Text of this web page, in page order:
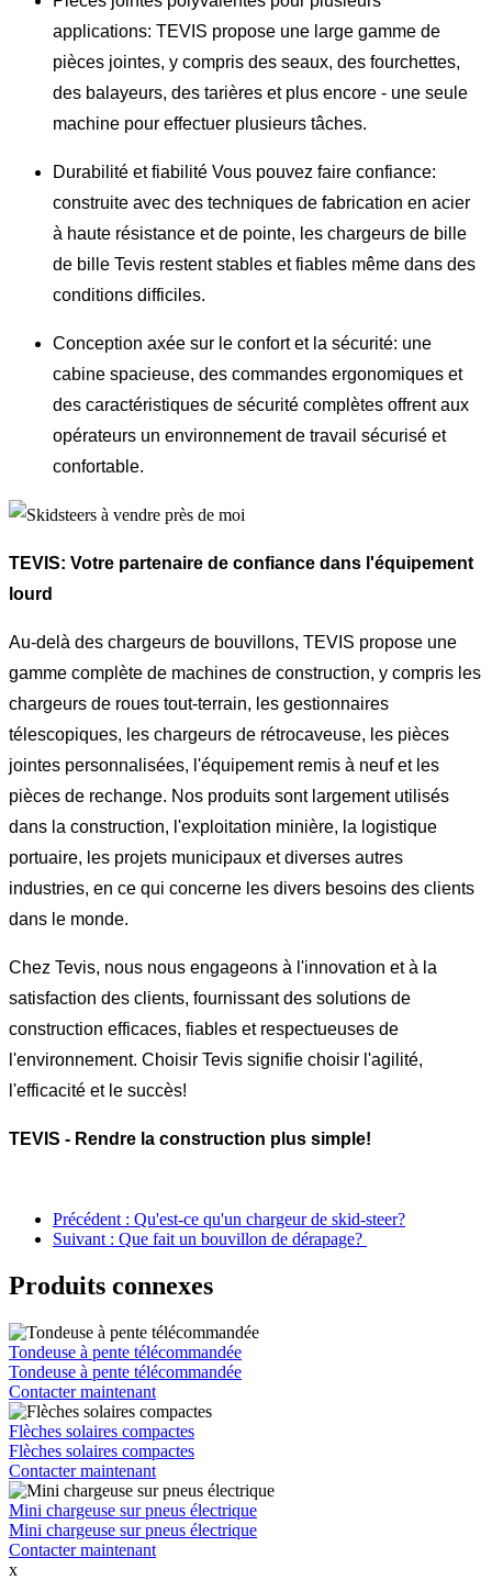
applications: TEVIS propose une large gamme de
pièces jointes, y compris des seaux, des fourchettes,
des balayeurs, des tarières et plus encore - une seule
machine pour effectuer plusieurs tâches.
Durabilité et fiabilité Vous pouvez faire confiance:
construite avec des techniques de fabrication en acier
à haute résistance et de pointe, les chargeurs de bille
de bille Tevis restent stables et fiables même dans des
conditions difficiles.
Conception axée sur le confort et la sécurité: une
cabine spacieuse, des commandes ergonomiques et
des caractéristiques de sécurité complètes offrent aux
opérateurs un environnement de travail sécurisé et
confortable.
TEVIS: Votre partenaire de confiance dans l'équipement
lourd
Au-delà des chargeurs de bouvillons, TEVIS propose une
gamme complète de machines de construction, y compris les
chargeurs de roues tout-terrain, les gestionnaires
télescopiques, les chargeurs de rétrocaveuse, les pièces
jointes personnalisées, l'équipement remis à neuf et les
pièces de rechange. Nos produits sont largement utilisés
dans la construction, l'exploitation minière, la logistique
portuaire, les projets municipaux et diverses autres
industries, en ce qui concerne les divers besoins des clients
dans le monde.
Chez Tevis, nous nous engageons à l'innovation et à la
satisfaction des clients, fournissant des solutions de
construction efficaces, fiables et respectueuses de
l'environnement. Choisir Tevis signifie choisir l'agilité,
l'efficacité et le succès!
TEVIS - Rendre la construction plus simple!
Précédent : Qu'est-ce qu'un chargeur de skid-steer?
Suivant : Que fait un bouvillon de dérapage?
Produits connexes
Tondeuse à pente télécommandée
Tondeuse à pente télécommandée
Contacter maintenant
Flèches solaires compactes
Flèches solaires compactes
Contacter maintenant
Mini chargeuse sur pneus électrique
Mini chargeuse sur pneus électrique
Contacter maintenant
x